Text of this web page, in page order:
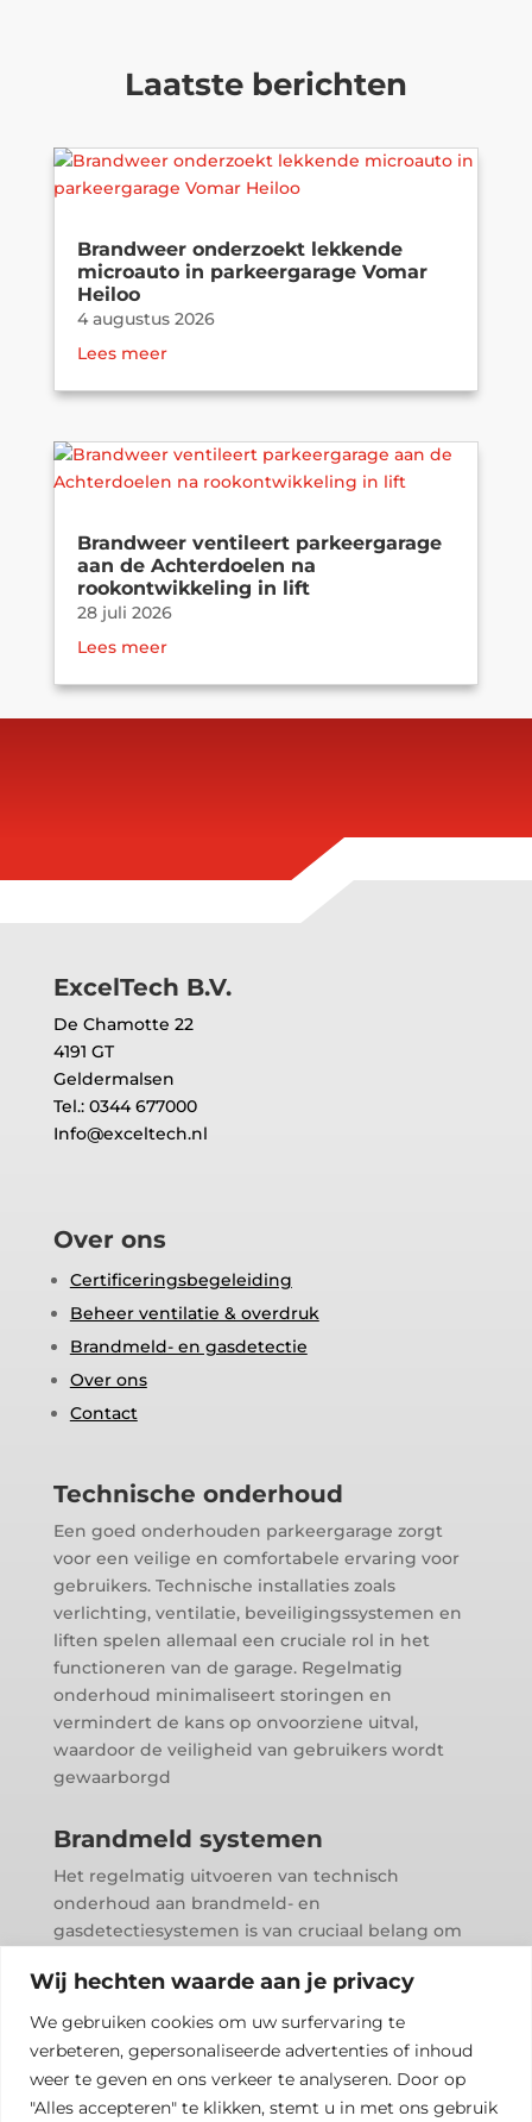
Wij hechten waarde aan je privacy
We gebruiken cookies om uw surfervaring te
verbeteren, gepersonaliseerde advertenties of inhoud
weer te geven en ons verkeer te analyseren. Door op
"Alles accepteren" te klikken, stemt u in met ons gebruik
Laatste berichten
Brandweer onderzoekt lekkende
microauto in parkeergarage Vomar
Heiloo
4 augustus 2026
Lees meer
Brandweer ventileert parkeergarage
aan de Achterdoelen na
rookontwikkeling in lift
28 juli 2026
Lees meer
Brand in parkeergarage zorgt voor
ontruiming van kantoorgebouw in
Amsterdam
ExcelTech B.V.
De Chamotte 22
4191 GT
Geldermalsen
Tel.: 0344 677000
Info@exceltech.nl
Over ons
Certificeringsbegeleiding
Beheer ventilatie & overdruk
Brandmeld- en gasdetectie
Over ons
Contact
Technische onderhoud
Een goed onderhouden parkeergarage zorgt
voor een veilige en comfortabele ervaring voor
gebruikers. Technische installaties zoals
verlichting, ventilatie, beveiligingssystemen en
liften spelen allemaal een cruciale rol in het
functioneren van de garage. Regelmatig
onderhoud minimaliseert storingen en
vermindert de kans op onvoorziene uitval,
waardoor de veiligheid van gebruikers wordt
gewaarborgd
Brandmeld systemen
Het regelmatig uitvoeren van technisch
onderhoud aan brandmeld- en
gasdetectiesystemen is van cruciaal belang om
gebruik in geval van een noodsituatie.
Onderhoudswerkzaamheden helpen bij het
identificeren en oplossen van mogelijke
problemen voordat ze leiden tot storingen of
valse alarmen.